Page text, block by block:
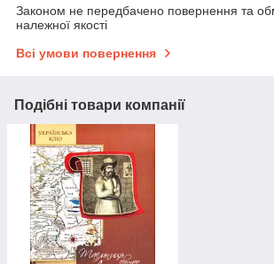
Законом не передбачено повернення та
належної якості
Всі умови повернення
Подібні товари компанії